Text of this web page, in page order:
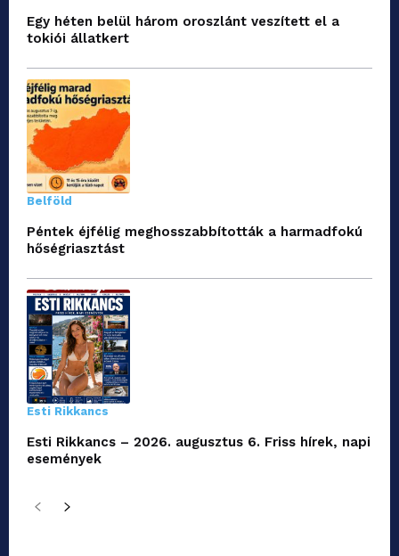
Egy héten belül három oroszlánt veszített el a
tokiói állatkert
Belföld
Péntek éjfélig meghosszabbították a harmadfokú
hőségriasztást
Esti Rikkancs
Esti Rikkancs – 2026. augusztus 6. Friss hírek, napi
események